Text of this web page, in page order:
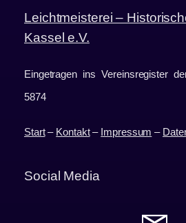
Leichtmeisterei –
Kassel e.V.
Eingetragen ins Vereinsregister
5874
Start– Kontakt– Impressum –
Social Media